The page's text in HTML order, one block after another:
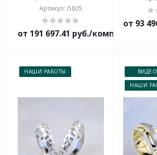
Артикул: i5805
от 191 697.41 руб./комплект
от 93
НАШИ РАБОТЫ
ВИДЕО
НАШИ